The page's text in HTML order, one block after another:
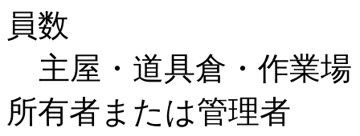
員数
主屋・道具倉・作業
所有者または管理者